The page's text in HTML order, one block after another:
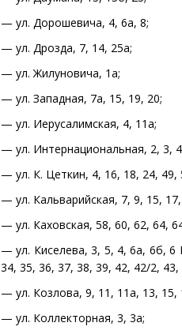
— ул. Дорошевича, 4, 6а, 8;
— ул. Дрозда, 7, 14, 25а;
— ул. Жилуновича, 1а;
— ул. Западная, 7а, 15, 19, 20;
— ул. Иерусалимская, 4, 11а;
— ул. Интернациональная, 2, 3,
— ул. К. Цеткин, 4, 16, 18, 24, 49,
— ул. Кальварийская, 7, 9, 15,
— ул. Каховская, 58, 60, 62, 64,
— ул. Киселева, 3, 5, 4, 6а, 6б, 6
34, 35, 36, 37, 38, 39, 42, 42/2,
— ул. Козлова, 9, 11, 11а, 13, 15,
— ул. Коллекторная, 3, 3а;